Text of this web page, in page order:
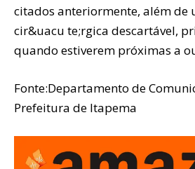
citados anteriormente, além de
cir&uacu te;rgica descartável,
quando estiverem próximas a
Fonte:Departamento de
Prefeitura de Itapema